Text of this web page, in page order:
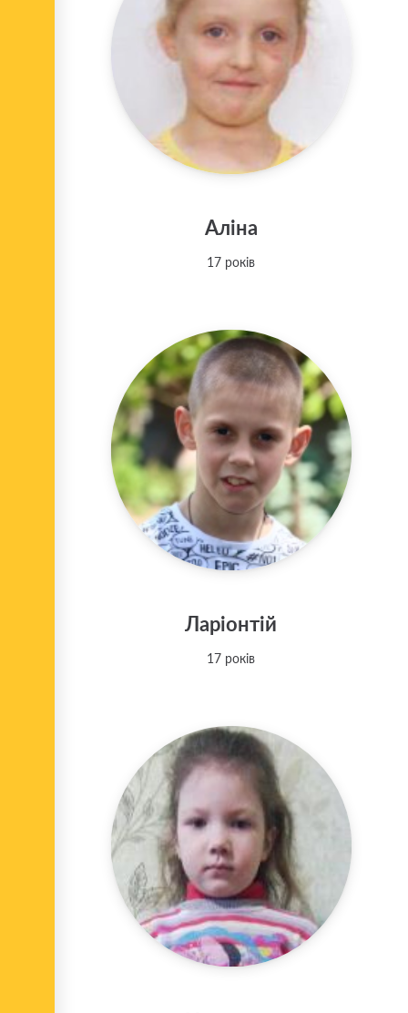
Аліна
17 років
Ларіонтій
17 років